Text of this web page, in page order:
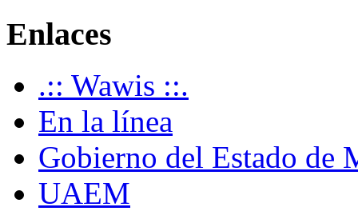
Enlaces
.:: Wawis ::.
En la línea
Gobierno del Estado de
UAEM